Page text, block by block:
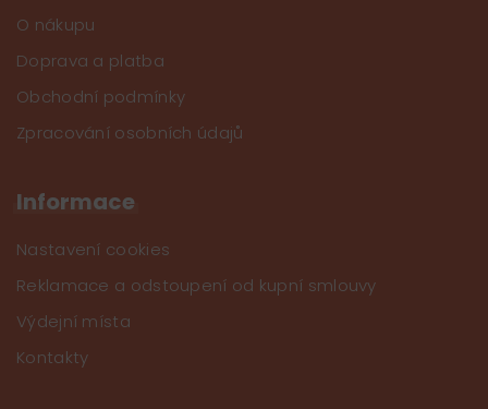
O nákupu
Doprava a platba
Obchodní podmínky
Zpracování osobních údajů
Informace
Nastavení cookies
Reklamace a odstoupení od kupní smlouvy
Výdejní místa
Kontakty